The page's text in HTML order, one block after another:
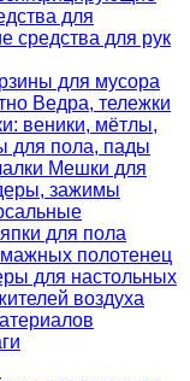
для
средства для рук
для мусора
Ведра, тележки
веники, мётлы,
для пола, пады
Мешки для
зажимы
для пола
полотенец
для настольных
воздуха